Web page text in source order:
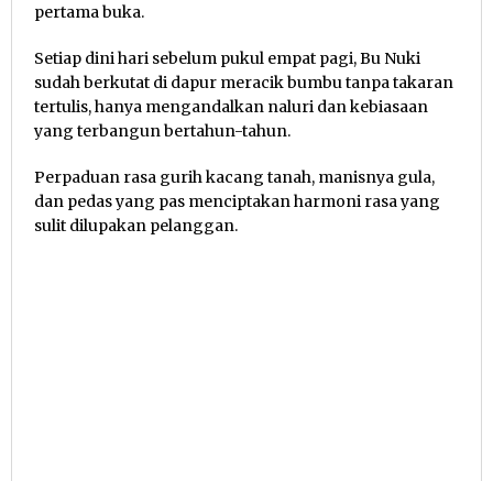
pertama buka.
Setiap dini hari sebelum pukul empat pagi, Bu Nuki
sudah berkutat di dapur meracik bumbu tanpa takaran
tertulis, hanya mengandalkan naluri dan kebiasaan
yang terbangun bertahun-tahun.
Perpaduan rasa gurih kacang tanah, manisnya gula,
dan pedas yang pas menciptakan harmoni rasa yang
sulit dilupakan pelanggan.